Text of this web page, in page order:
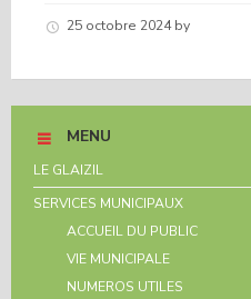
25 octobre 2024by
MENU
LE GLAIZIL
SERVICES MUNICIPAUX
ACCUEIL DU PUBLIC
VIE MUNICIPALE
NUMEROS UTILES